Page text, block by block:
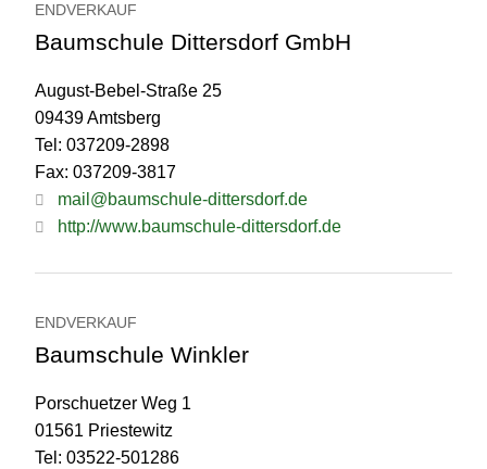
ENDVERKAUF
Baumschule Dittersdorf GmbH
August-Bebel-Straße 25
09439 Amtsberg
Tel: 037209-2898
Fax: 037209-3817
mail@baumschule-dittersdorf.de
http://www.baumschule-dittersdorf.de
ENDVERKAUF
Baumschule Winkler
Porschuetzer Weg 1
01561 Priestewitz
Tel: 03522-501286